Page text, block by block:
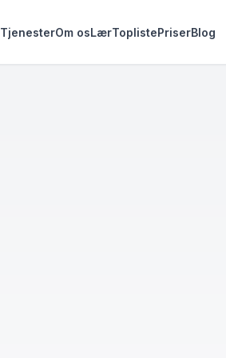
TjenesterOm osLærToplistePriserBlog